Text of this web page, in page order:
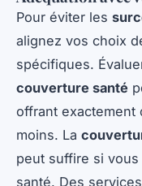
Pour éviter les
alignez vos choix
spécifiques.
couverture santé
offrant
moins. La
peut suffire si
santé. Des